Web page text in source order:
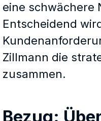
eine schwächere
Entscheidend
Zillmann die
zusammen.
Bezug: